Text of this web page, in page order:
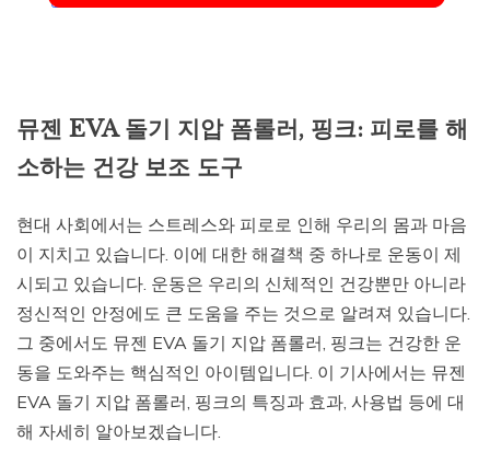
뮤젠 EVA 돌기 지압 폼롤러, 핑크: 피로를 해
소하는 건강 보조 도구
현대 사회에서는 스트레스와 피로로 인해 우리의 몸과 마음
이 지치고 있습니다. 이에 대한 해결책 중 하나로 운동이 제
시되고 있습니다. 운동은 우리의 신체적인 건강뿐만 아니라
정신적인 안정에도 큰 도움을 주는 것으로 알려져 있습니다.
그 중에서도 뮤젠 EVA 돌기 지압 폼롤러, 핑크는 건강한 운
동을 도와주는 핵심적인 아이템입니다. 이 기사에서는 뮤젠
EVA 돌기 지압 폼롤러, 핑크의 특징과 효과, 사용법 등에 대
해 자세히 알아보겠습니다.